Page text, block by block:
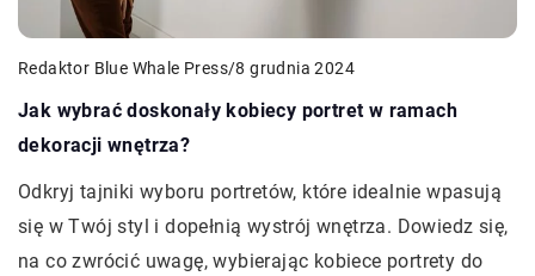
Redaktor Blue Whale Press/8 grudnia 2024
Jak wybrać doskonały kobiecy portret w ramach
dekoracji wnętrza?
Odkryj tajniki wyboru portretów, które idealnie wpasują
się w Twój styl i dopełnią wystrój wnętrza. Dowiedz się,
na co zwrócić uwagę, wybierając kobiece portrety do